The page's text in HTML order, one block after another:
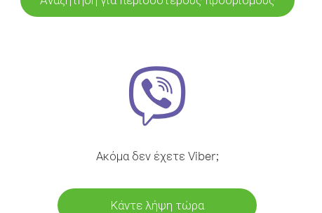
Ακόμα δεν έχετε Viber;
Κάντε λήψη τώρα